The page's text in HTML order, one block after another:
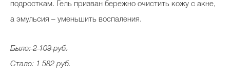
подросткам. Гель призван бережно очистить кожу с акне,
а эмульсия – уменьшить воспаления.
Было: 2 109 руб.
Стало: 1 582 руб.